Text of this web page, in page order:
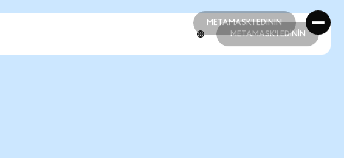
METAMASK'I EDİNİN
METAMASK'I EDİNİN
METAMASK'I EDİNİN